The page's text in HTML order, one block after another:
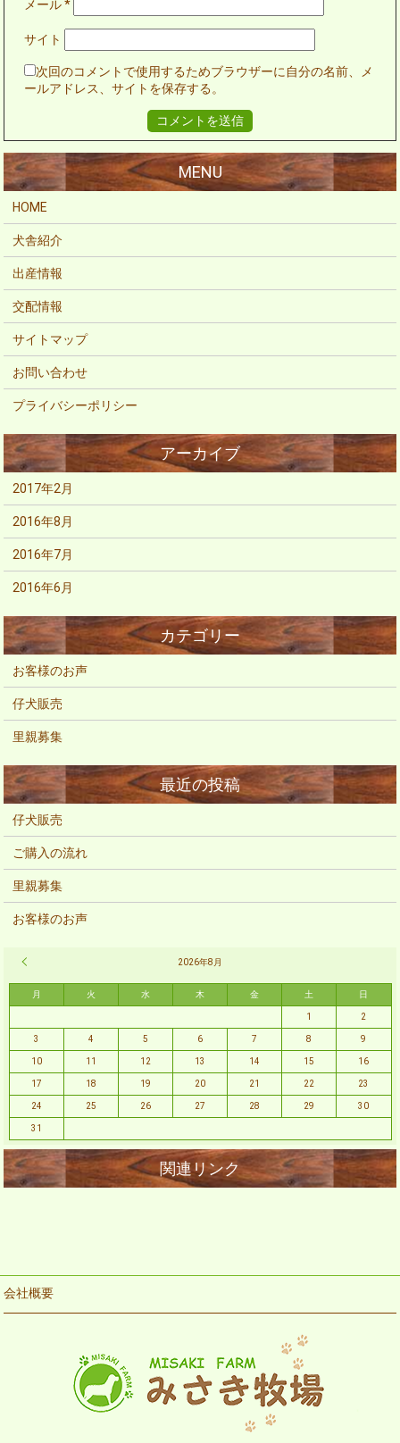
メール*
サイト
次回のコメントで使用するためブラウザーに自分の名前、メ
ールアドレス、サイトを保存する。
HOME
犬舎紹介
出産情報
交配情報
サイトマップ
お問い合わせ
プライバシーポリシー
2017年2月
2016年8月
2016年7月
2016年6月
お客様のお声
仔犬販売
里親募集
仔犬販売
ご購入の流れ
里親募集
お客様のお声
2026年8月
月 火 水 木 金 土 日
1 2
3 4 5 6 7 8 9
10 11 12 13 14 15 16
17 18 19 20 21 22 23
24 25 26 27 28 29 30
31
会社概要